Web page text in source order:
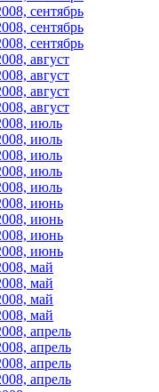
сентябрь
сентябрь
сентябрь
август
август
август
август
июль
июль
июль
июль
июль
июнь
июнь
июнь
июнь
май
май
май
май
апрель
апрель
апрель
апрель